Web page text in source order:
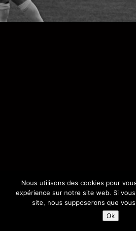
Nous utilisons des cookies pour
expérience sur notre site web. Si
site, nous supposerons que
Ok